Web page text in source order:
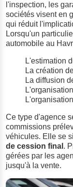
l'inspection, les
sociétés visent en
qui réduit
Lorsqu'un
automobile au
L'estimation
La création
La diffusion
Ce type d'agence
commissions
véhicules. Elle se
de cession final .
gérées par les
jusqu'à la vente.